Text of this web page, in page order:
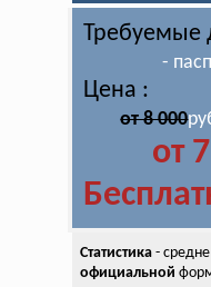
Требуемые
-
Цена :
от 8 000
от
Статистика -
официальной